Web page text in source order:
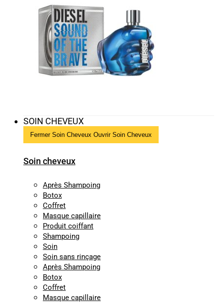
SOIN CHEVEUX
Fermer Soin Cheveux Ouvrir Soin Cheveux
Soin cheveux
Après Shampoing
Botox
Coffret
Masque capillaire
Produit coiffant
Shampoing
Soin
Soin sans rinçage
Après Shampoing
Botox
Coffret
Masque capillaire